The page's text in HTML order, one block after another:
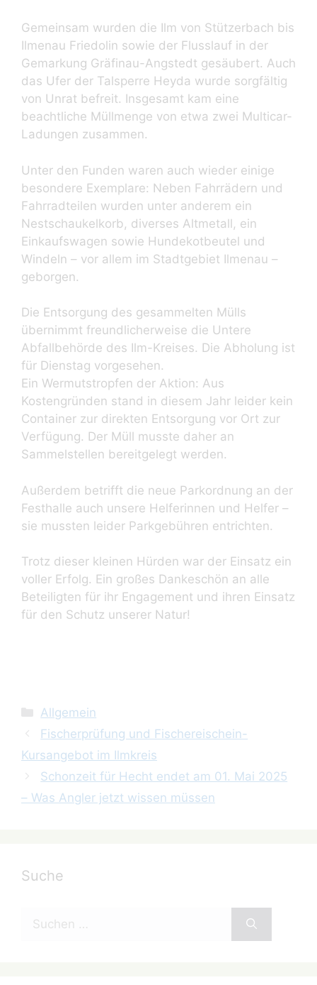
Gemeinsam wurden die Ilm von Stützerbach bis
Ilmenau Friedolin sowie der Flusslauf in der
Gemarkung Gräfinau-Angstedt gesäubert. Auch
das Ufer der Talsperre Heyda wurde sorgfältig
von Unrat befreit. Insgesamt kam eine
beachtliche Müllmenge von etwa zwei Multicar-
Ladungen zusammen.
Unter den Funden waren auch wieder einige
besondere Exemplare: Neben Fahrrädern und
Fahrradteilen wurden unter anderem ein
Nestschaukelkorb, diverses Altmetall, ein
Einkaufswagen sowie Hundekotbeutel und
Windeln – vor allem im Stadtgebiet Ilmenau –
geborgen.
Die Entsorgung des gesammelten Mülls
übernimmt freundlicherweise die Untere
Abfallbehörde des Ilm-Kreises. Die Abholung ist
für Dienstag vorgesehen.
Ein Wermutstropfen der Aktion: Aus
Kostengründen stand in diesem Jahr leider kein
Container zur direkten Entsorgung vor Ort zur
Verfügung. Der Müll musste daher an
Sammelstellen bereitgelegt werden.
Außerdem betrifft die neue Parkordnung an der
Festhalle auch unsere Helferinnen und Helfer –
sie mussten leider Parkgebühren entrichten.
Trotz dieser kleinen Hürden war der Einsatz ein
voller Erfolg. Ein großes Dankeschön an alle
Beteiligten für ihr Engagement und ihren Einsatz
für den Schutz unserer Natur!
Kategorien
Allgemein
Fischerprüfung und Fischereischein-
Kursangebot im Ilmkreis
Schonzeit für Hecht endet am 01. Mai 2025
– Was Angler jetzt wissen müssen
Suche
nach: